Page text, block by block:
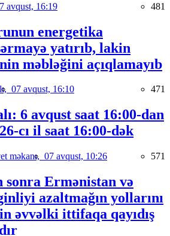
avqust, 16:19 481
energetika
yatırıb, lakin
məbləğini açıqlamayıb
07 avqust, 16:10 471
6 avqust saat 16:00-dan
cı il saat 16:00-dək
məkanı, 07 avqust, 10:26 571
sonra Ermənistan və
azaltmağın yollarını
əvvəlki ittifaqa qayıdış